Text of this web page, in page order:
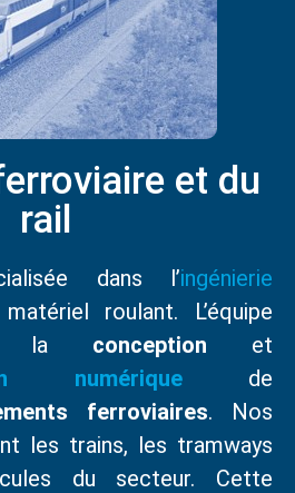
et du
rail
dans l’ingénierie
roulant. L’équipe
la conception et
numériquede
ferroviaires. Nos
les trains, les tramways
du secteur. Cette